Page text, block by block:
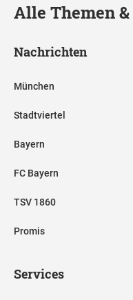
Alle Themen
Nachrichten
München
Stadtviertel
Bayern
FC Bayern
TSV 1860
Promis
Services